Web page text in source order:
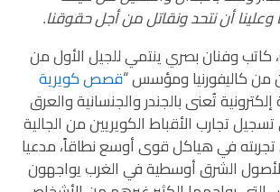
أن نتحد ونقاتل من أجل حقوقنا.
(31 عاماً)، كاتب وفنان بصري ينتمي للجيل الأول من
من كاليفورنيا ومؤسس “قصص كويرية
تُعنى بالجندر والجنسانية والعرق
تجارب الأقباط الكويريين من الجالية
في هياكل قوى أوسع نطاقاً، مدعيا
الشرق أوسطية في الغرب يواجهون